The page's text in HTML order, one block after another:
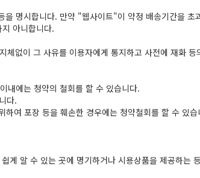
명시합니다. 만약 "웹사이트"이 약정 배송기간을 초
아니합니다.
없이 그 사유를 이용자에게 통지하고 사전에 재화 등
내에는 청약의 철회를 할 수 있습니다.
다.
여 포장 등을 훼손한 경우에는 청약철회를 할 수 있습
알 수 있는 곳에 명기하거나 시용상품을 제공하는